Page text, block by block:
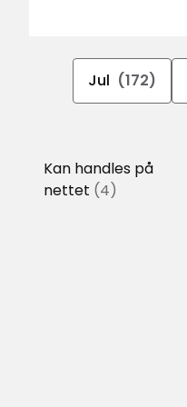
Jul (172)
Kan handles på
nettet (4)